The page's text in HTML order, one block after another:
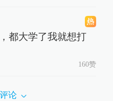
都大学了我就想打
160赞
论